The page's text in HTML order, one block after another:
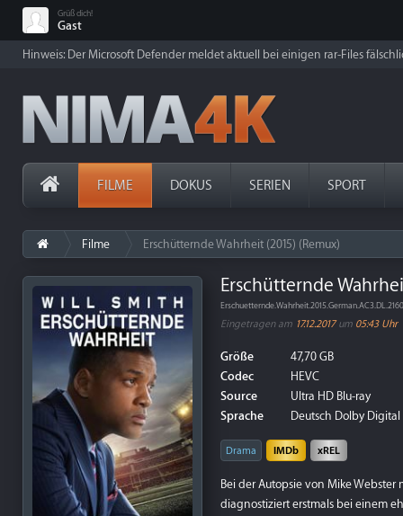
Grüß dich!
Gast
Hinweis: Der Microsoft Defender meldet aktuell bei einigen rar-Files
FILME DOKUS SERIEN SPORT
Filme Erschütternde Wahrheit (2015) (Remux)
Erschütternde
Eingetragen am 17.12.2017um 05:43 Uhr
Größe
47,70 GB
Codec
HEVC
Source
Ultra HD Blu-ray
Sprache
Deutsch Dolby Digital
Drama IMDb xREL
Bei der Autopsie von Mike Webster
diagnostiziert erstmals bei einem